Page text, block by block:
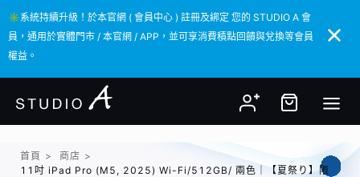
✳️系統持續升級！於本官網 ( 會員中心 ) 註冊及綁定 您的 STUDIO A 會
員，通用於實體門市 / 本官網 / APP，並可享消費積點回饋與兌換等會員
權益。
✳️系統持續升級！於本官網 ( 會員中心 ) 註冊及綁定 您的 STUDIO A 會
員，通用於實體門市 / 本官網 / APP，並可享消費積點回饋與兌換等會員
權益。
首頁 > 商店 >
11吋 iPad Pro (M5, 2025) Wi-Fi/512GB/ 兩色｜【夏祭り】限